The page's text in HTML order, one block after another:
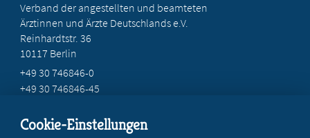
Verband der angestellten und beamteten
Ärztinnen und Ärzte Deutschlands e.V.
Reinhardtstr. 36
10117 Berlin
+49 30 746846-0
+49 30 746846-45
Cookie-Einstellungen